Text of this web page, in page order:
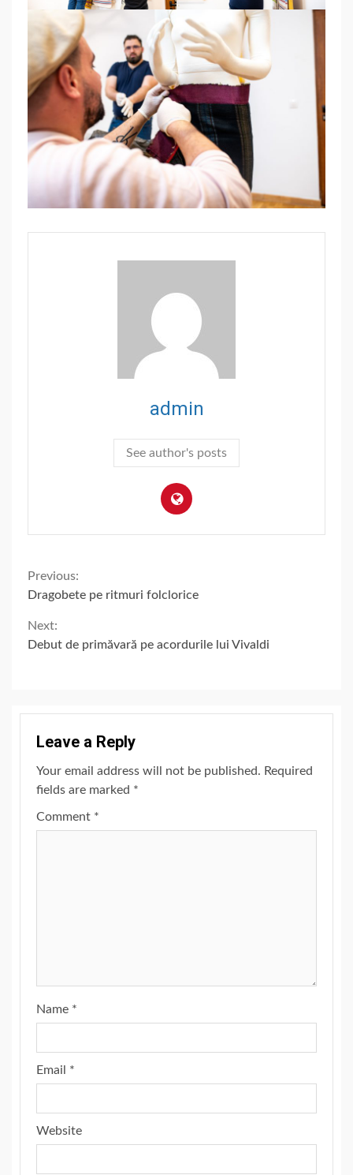
admin
See author's posts
Continue
Reading
Previous:
Dragobete pe ritmuri folclorice
Next:
Debut de primăvară pe acordurile lui Vivaldi
Leave a Reply
Your email address will not be published. Required
fields are marked *
Comment *
Name *
Email *
Website